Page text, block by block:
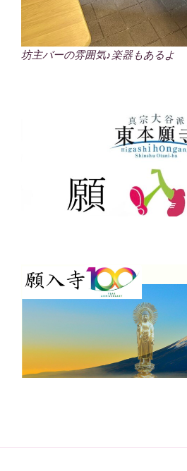
坊主バーの雰囲気♪楽器もあるよ